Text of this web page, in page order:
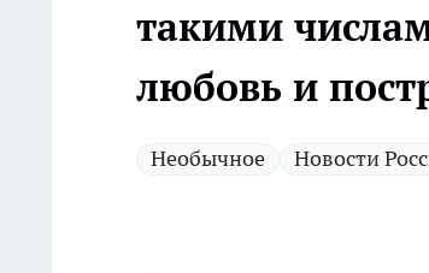
такими
любовь и
Необычное Новости